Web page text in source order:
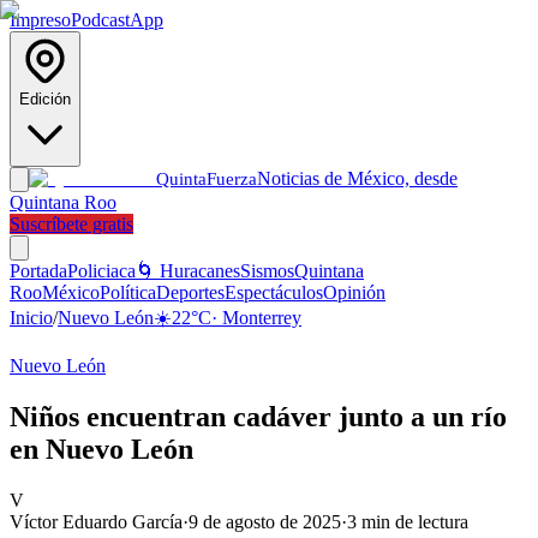
ImpresoPodcastApp
Edición
QuintaFuerzaNoticias de México, desde
Quintana Roo
Suscríbete gratis
PortadaPoliciaca 🌀 HuracanesSismosQuintana
RooMéxicoPolíticaDeportesEspectáculosOpinión
Inicio/Nuevo León☀️22°C· Monterrey
Nuevo León
Niños encuentran cadáver junto a un río
en Nuevo León
V
Víctor Eduardo García·9 de agosto de 2025·3 min de lectura